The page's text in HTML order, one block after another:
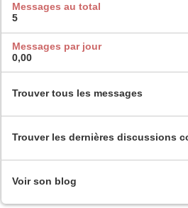
Messages au total
5
Messages par jour
0,00
Trouver tous les messages
Trouver les dernières discussions
Voir son blog